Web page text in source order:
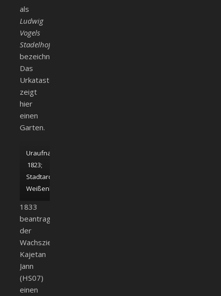
als
Ludwig
Vogels
Stadelhofstatt
bezeichnet.
Das
Urkataster
zeigt
hier
einen
Garten.
Uraufnahme
1823;
Stadtarchiv
Weißenhorn
1833
beantragte
der
Wachszieher
Kajetan
Jann
(HS07)
einen